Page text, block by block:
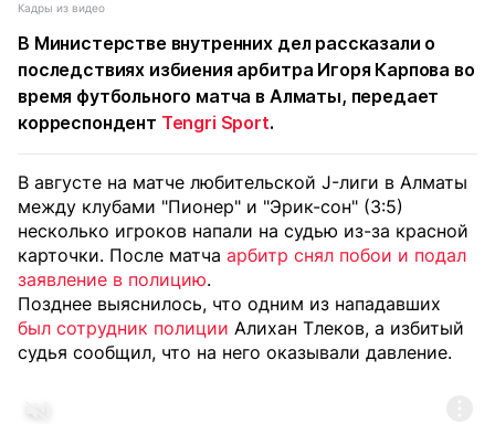
Кадры из видео
В Министерстве внутренних дел рассказали о
последствиях избиения арбитра Игоря Карпова во
время футбольного матча в Алматы, передает
корреспондент Tengri Sport.
В августе на матче любительской J-лиги в Алматы
между клубами "Пионер" и "Эрик-сон" (3:5)
несколько игроков напали на судью из-за красной
карточки. После матча арбитр снял побои и подал
заявление в полицию.
Позднее выяснилось, что одним из нападавших
был сотрудник полиции Алихан Тлеков, а избитый
судья сообщил, что на него оказывали давление.